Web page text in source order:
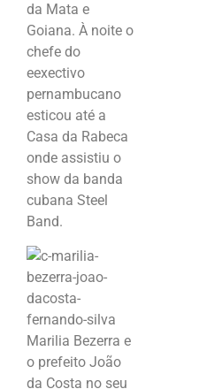
da Mata e
Goiana. À noite o
chefe do
eexectivo
pernambucano
esticou até a
Casa da Rabeca
onde assistiu o
show da banda
cubana Steel
Band.
Marilia Bezerra e
o prefeito João
da Costa no seu